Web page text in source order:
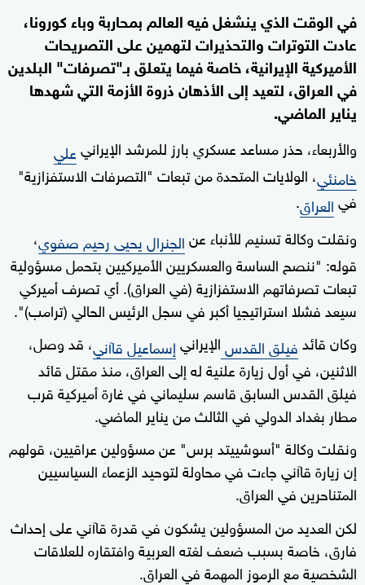
في الوقت الذي ينشغل فيه العالم بمحاربة وباء كورونا،
عادت التوترات والتحذيرات لتهمين على التصريحات
الأميركية الإيرانية، خاصة فيما يتعلق بـ"تصرفات" البلدين
في العراق، لتعيد إلى الأذهان ذروة الأزمة التي شهدها
يناير الماضي.
والأربعاء، حذر مساعد عسكري بارز للمرشد الإيرانيعلي
خامنئي، الولايات المتحدة من تبعات "التصرفات الاستفزازية"
فيالعراق.
ونقلت وكالة تسنيم للأنباء عنالجنرال يحيى رحيم صفوي،
قوله: "ننصح الساسة والعسكريين الأميركيين بتحمل مسؤولية
تبعات تصرفاتهم الاستفزازية (في العراق). أي تصرف أميركي
سيعد فشلا استراتيجيا أكبر في سجل الرئيس الحالي (ترامب)".
وكان قائدفيلق القدسالإيرانيإسماعيل قاآني، قد وصل،
الاثنين، في أول زيارة علنية له إلى العراق، منذ مقتل قائد
فيلق القدس السابق قاسم سليماني في غارة أميركية قرب
مطار بغداد الدولي في الثالث من يناير الماضي.
ونقلت وكالة "أسوشييتد برس" عن مسؤولين عراقيين، قولهم
إن زيارة قاآني جاءت في محاولة لتوحيد الزعماء السياسيين
المتناحرين في العراق.
لكن العديد من المسؤولين يشكون في قدرة قاآني على إحداث
فارق، خاصة بسبب ضعف لغته العربية وافتقاره للعلاقات
الشخصية مع الرموز المهمة في العراق.